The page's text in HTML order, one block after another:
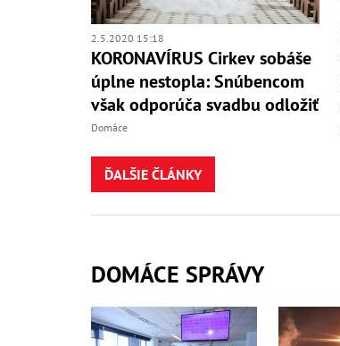
2.5.2020 15:18
KORONAVÍRUS Cirkev sobáše
úplne nestopla: Snúbencom
však odporúča svadbu odložiť
Domáce
ĎALŠIE ČLÁNKY
DOMÁCE SPRÁVY